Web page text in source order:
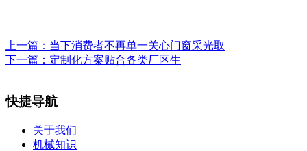
上一篇： 当下消费者不再单一关心门窗采光取
下一篇： 定制化方案贴合各类厂区生
快捷导航
关于我们
机械知识